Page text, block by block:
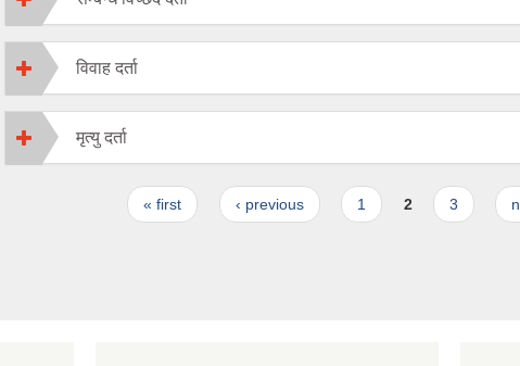
विवाह दर्ता
मृत्यु दर्ता
« first ‹ previous 1 2 3